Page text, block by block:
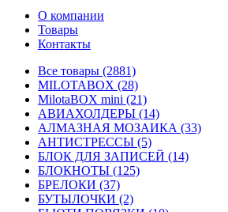
О компании
Товары
Контакты
Все товары (2881)
MILOTABOX (28)
MilotaBOX mini (21)
АВИАХОЛДЕРЫ (14)
АЛМАЗНАЯ МОЗАИКА (33)
АНТИСТРЕССЫ (5)
БЛОК ДЛЯ ЗАПИСЕЙ (14)
БЛОКНОТЫ (125)
БРЕЛОКИ (37)
БУТЫЛОЧКИ (2)